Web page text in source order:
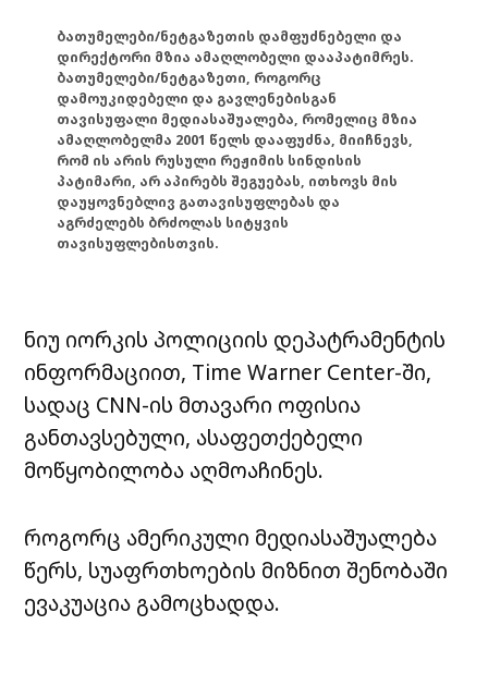
ბათუმელები/ნეტგაზეთის დამფუძნებელი და
დირექტორი მზია ამაღლობელი დააპატიმრეს.
ბათუმელები/ნეტგაზეთი, როგორც
დამოუკიდებელი და გავლენებისგან
თავისუფალი მედიასაშუალება, რომელიც მზია
ამაღლობელმა 2001 წელს დააფუძნა, მიიჩნევს,
რომ ის არის რუსული რეჟიმის სინდისის
პატიმარი, არ აპირებს შეგუებას, ითხოვს მის
დაუყოვნებლივ გათავისუფლებას და
აგრძელებს ბრძოლას სიტყვის
თავისუფლებისთვის.
ნიუ იორკის პოლიციის დეპატრამენტის
ინფორმაციით, Time Warner Center-ში,
სადაც CNN-ის მთავარი ოფისია
განთავსებული, ასაფეთქებელი
მოწყობილობა აღმოაჩინეს.
როგორც ამერიკული მედიასაშუალება
წერს, სუაფრთხოების მიზნით შენობაში
ევაკუაცია გამოცხადდა.